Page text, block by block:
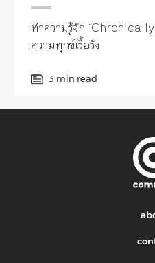
ทำความรู้จัก
ความทุกข์เรื้อรัง
3 min read